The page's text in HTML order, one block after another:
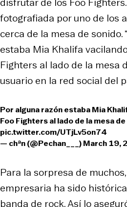
fotografiada por uno de los
cerca de la mesa de sonido.
estaba Mia Khalifa
Fighters al lado de la mesa
usuario en la red social del
Por alguna razón estaba Mia
Foo Fighters al lado de la mesa
pic.twitter.com/UTjLv5on74
— chªn (@Pechan___)March 19,
Para la sorpresa de
empresaria ha sido
banda de rock. Así lo